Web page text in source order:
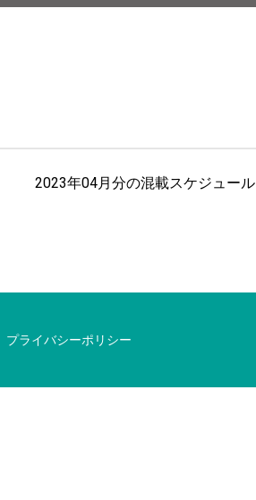
2023年04月分の混載スケジュー
プライバシーポリシー